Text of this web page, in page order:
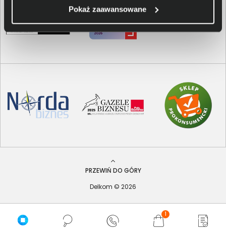
Pokaż zaawansowane
1
PRZEWIŃ DO GÓRY
Delkom © 2026